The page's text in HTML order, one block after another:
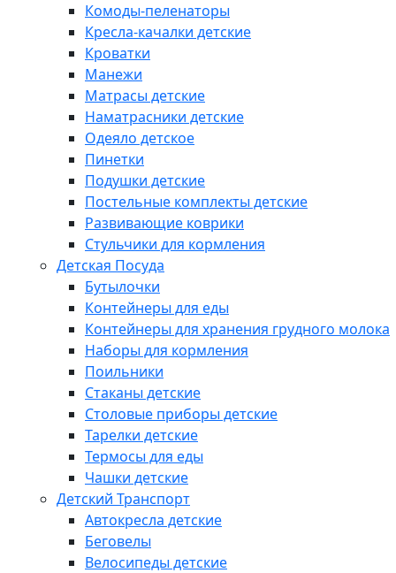
Комоды-пеленаторы
Кресла-качалки детские
Кроватки
Манежи
Матрасы детские
Наматрасники детские
Одеяло детское
Пинетки
Подушки детские
Постельные комплекты детские
Развивающие коврики
Стульчики для кормления
Детская Посуда
Бутылочки
Контейнеры для еды
Контейнеры для хранения грудного молока
Наборы для кормления
Поильники
Стаканы детские
Столовые приборы детские
Тарелки детские
Термосы для еды
Чашки детские
Детский Транспорт
Автокресла детские
Беговелы
Велосипеды детские